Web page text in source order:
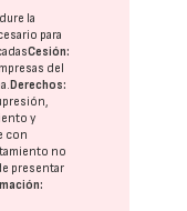
la
para
Cesión:
del
Derechos:
y
con
no
presentar